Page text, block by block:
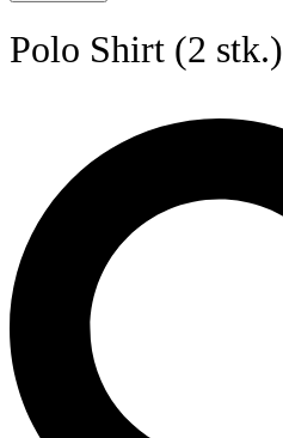
Polo Shirt (2 stk.)